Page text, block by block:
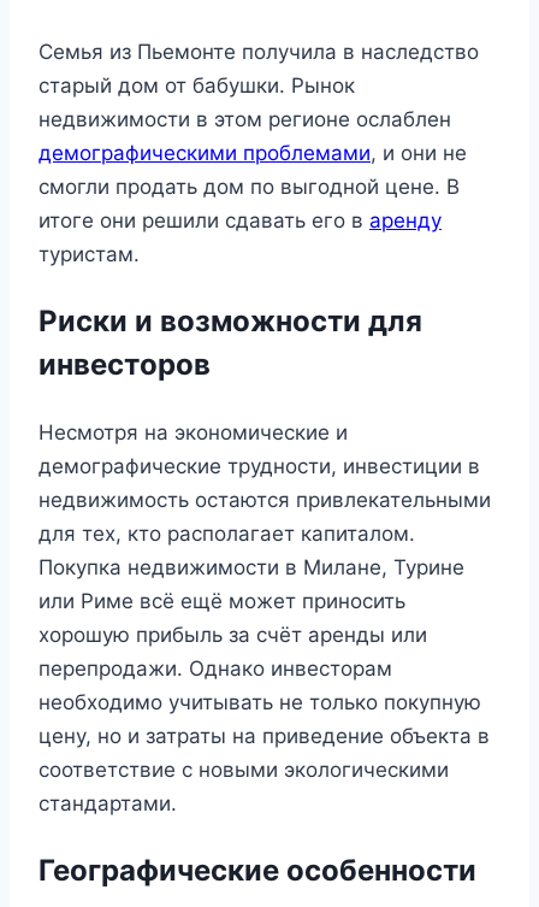
Семья из Пьемонте получила в наследство
старый дом от бабушки. Рынок
недвижимости в этом регионе ослаблен
демографическими проблемами, и они не
смогли продать дом по выгодной цене. В
итоге они решили сдавать его в аренду
туристам.
Риски и возможности для
инвесторов
Несмотря на экономические и
демографические трудности, инвестиции в
недвижимость остаются привлекательными
для тех, кто располагает капиталом.
Покупка недвижимости в Милане, Турине
или Риме всё ещё может приносить
хорошую прибыль за счёт аренды или
перепродажи. Однако инвесторам
необходимо учитывать не только покупную
цену, но и затраты на приведение объекта в
соответствие с новыми экологическими
стандартами.
Географические особенности